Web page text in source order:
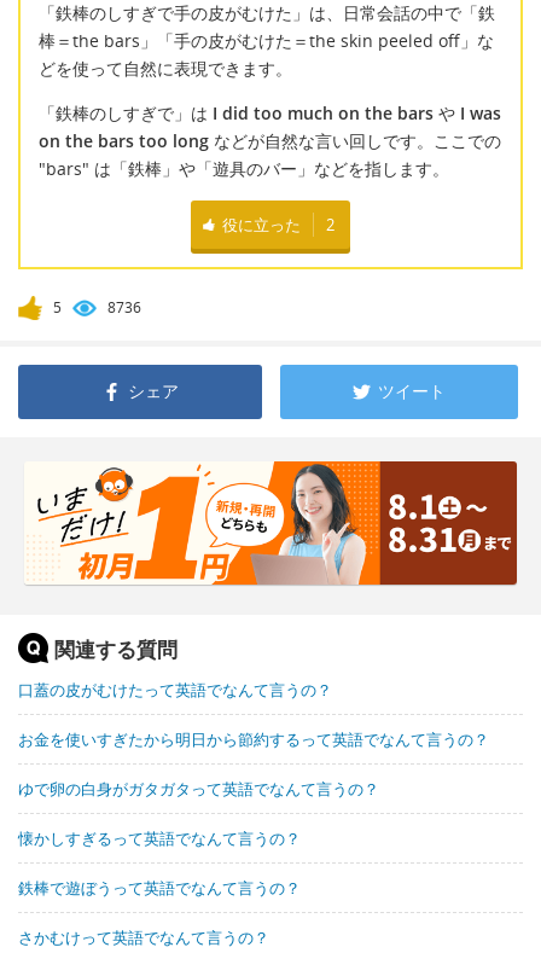
「鉄棒のしすぎで手の皮がむけた」は、日常会話の中で「鉄
棒＝the bars」「手の皮がむけた＝the skin peeled off」な
どを使って自然に表現できます。
「鉄棒のしすぎで」は I did too much on the bars や I was
on the bars too long などが自然な言い回しです。ここでの
"bars" は「鉄棒」や「遊具のバー」などを指します。
役に立った 2
5 8736
シェア ツイート
関連する質問
口蓋の皮がむけたって英語でなんて言うの？
お金を使いすぎたから明日から節約するって英語でなんて言うの？
ゆで卵の白身がガタガタって英語でなんて言うの？
懐かしすぎるって英語でなんて言うの？
鉄棒で遊ぼうって英語でなんて言うの？
さかむけって英語でなんて言うの？